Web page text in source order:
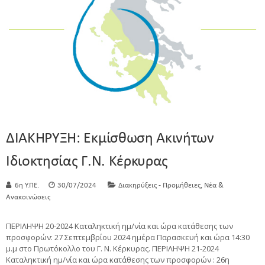
ΔΙΑΚΗΡΥΞΗ: Εκμίσθωση Ακινήτων
Ιδιοκτησίας Γ.Ν. Κέρκυρας
6η Υ.ΠΕ. 30/07/2024 Διακηρύξεις - Προμήθειες, Νέα &
Ανακοινώσεις
ΠΕΡΙΛΗΨΗ 20-2024 Καταληκτική ημ/νία και ώρα κατάθεσης των
προσφορών: 27 Σεπτεμβρίου 2024 ημέρα Παρασκευή και ώρα 14:30
μ.μ στο Πρωτόκολλο του Γ. Ν. Κέρκυρας. ΠΕΡΙΛΗΨΗ 21-2024
Καταληκτική ημ/νία και ώρα κατάθεσης των προσφορών : 26η